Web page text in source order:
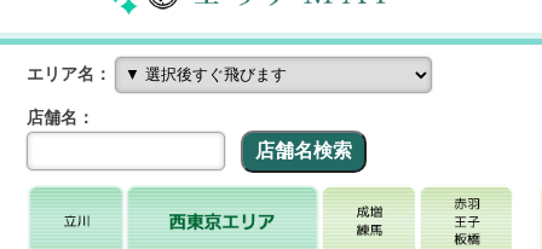
エリア名：
店舗名：